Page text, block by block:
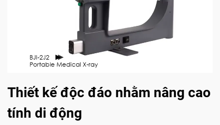
Thiết kế độc đáo nhằm nâng cao
tính di động